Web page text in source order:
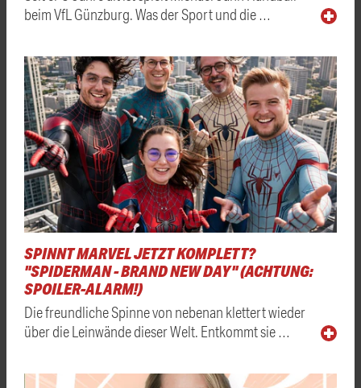
beim VfL Günzburg. Was der Sport und die …
SPINNT MARVEL JETZT KOMPLETT?
"SPIDERMAN - BRAND NEW DAY" (ACHTUNG:
SPOILER-ALARM!)
Die freundliche Spinne von nebenan klettert wieder
über die Leinwände dieser Welt. Entkommt sie …